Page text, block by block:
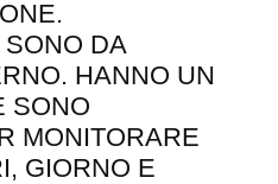
DA
HANNO UN
SONO
MONITORARE
GIORNO E